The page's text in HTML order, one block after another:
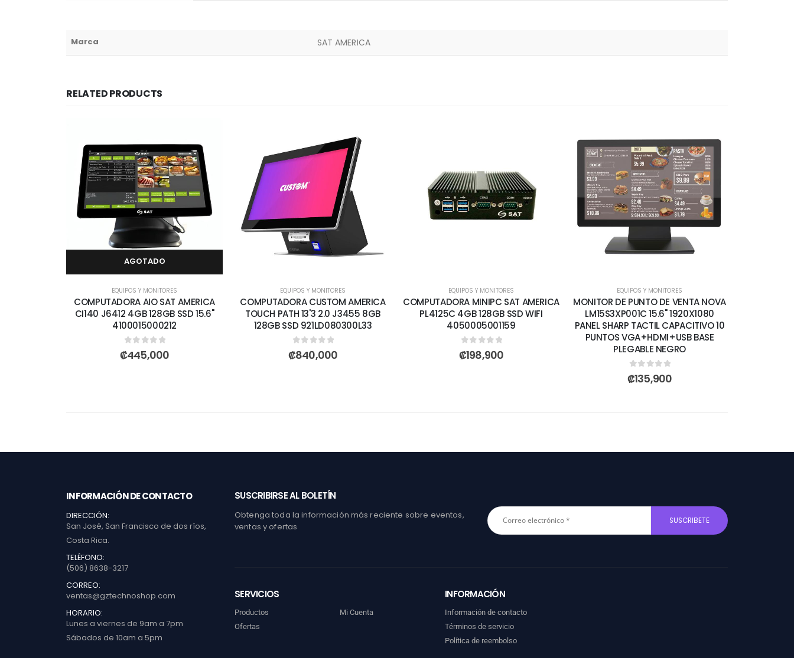
Marca SAT AMERICA
RELATED PRODUCTS
AGOTADO
EQUIPOS Y MONITORES
COMPUTADORA AIO SAT AMERICA
CI140 J6412 4GB 128GB SSD 15.6"
4100015000212
0 out of 5
₡445,000
EQUIPOS Y MONITORES
COMPUTADORA CUSTOM AMERICA
TOUCH PATH 13'3 2.0 J3455 8GB
128GB SSD 921LD080300L33
0out of 5
₡840,000
EQUIPOS Y MONITORES
COMPUTADORA MINIPC SAT AMERICA
PL4125C 4GB 128GB SSD WIFI
4050005001159
0out of 5
₡198,900
EQUIPOS Y MONITORES
MONITOR DE PUNTO DE VENTA NOVA
LM15S3XP001C 15.6" 1920X1080
PANEL SHARP TACTIL CAPACITIVO 10
PUNTOS VGA+HDMI+USB BASE
PLEGABLE NEGRO
0out of 5
₡135,900
INFORMACIÓN DE CONTACTO
DIRECCIÓN:
San José, San Francisco de dos ríos,
Costa Rica.
TELÉFONO:
(506) 8638-3217
CORREO:
ventas@gztechnoshop.com
HORARIO:
Lunes a viernes de 9am a 7pm
Sábados de 10am a 5pm
SUSCRIBIRSE AL BOLETÍN
Obtenga toda la información más reciente sobre eventos,
ventas y ofertas
SERVICIOS
Productos
Ofertas
Mi Cuenta
INFORMACIÓN
Información de contacto
Términos de servicio
Política de reembolso